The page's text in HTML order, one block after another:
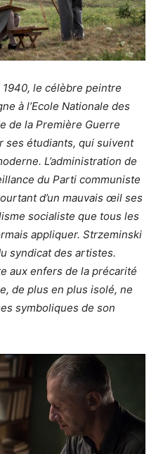
le célèbre peintre
à l’Ecole Nationale des
de la Première Guerre
ses étudiants, qui suivent
L’administration de
du Parti communiste
d’un mauvais œil ses
socialiste que tous les
appliquer. Strzeminski
syndicat des artistes.
aux enfers de la précarité
de plus en plus isolé, ne
symboliques de son